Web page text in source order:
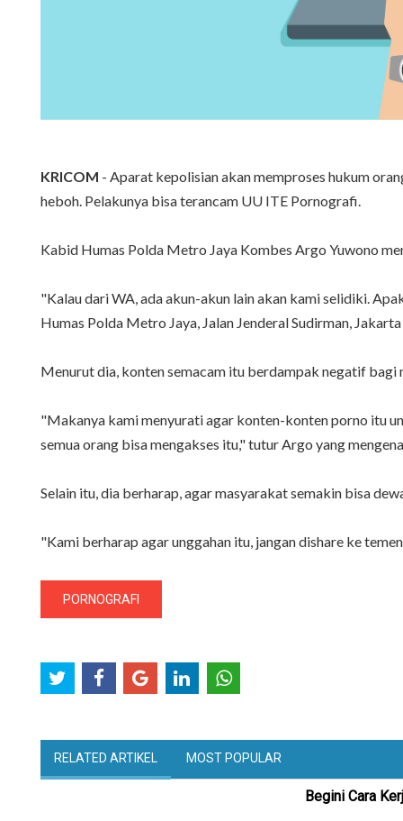
KRICOM - Aparat kepolisian akan memproses hukum
heboh. Pelakunya bisa terancam UU ITE Pornografi.
Kabid Humas Polda Metro Jaya Kombes Argo Yuwono
"‎Kalau dari WA, ada akun-akun lain akan kami selidiki.
Humas Polda Metro Jaya, Jalan Jenderal Sudirman,
Menurut dia, konten semacam itu berdampak negatif
"‎Makanya kami menyurati agar konten-konten porno itu
semua orang bisa mengakses itu," tutur Argo yang
Selain itu, dia berharap, agar masyarakat semakin bisa
"Kami berharap agar unggahan itu, jangan dishare ke
PORNOGRAFI
RELATED ARTIKEL MOST POPULAR
Begini Cara